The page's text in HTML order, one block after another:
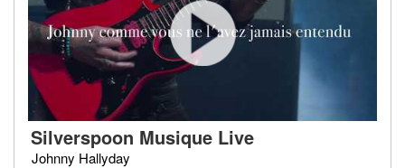
Silverspoon Musique Live
Johnny Hallyday